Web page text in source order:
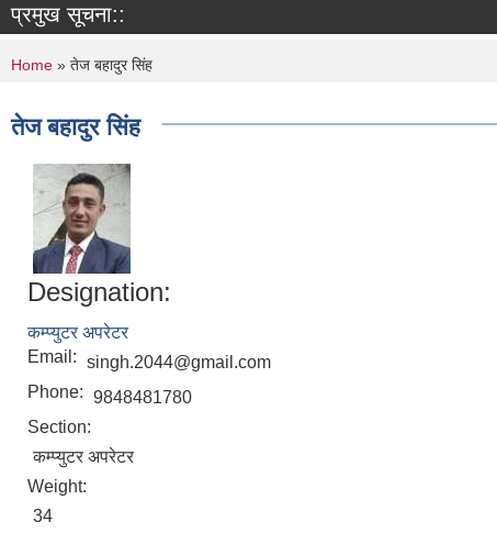
प्रमुख सूचना::
You are here
Home » तेज बहादुर सिंह
तेज बहादुर सिंह
Designation:
कम्प्युटर अपरेटर
Email: singh.2044@gmail.com
Phone: 9848481780
Section:
कम्प्युटर अपरेटर
Weight:
34